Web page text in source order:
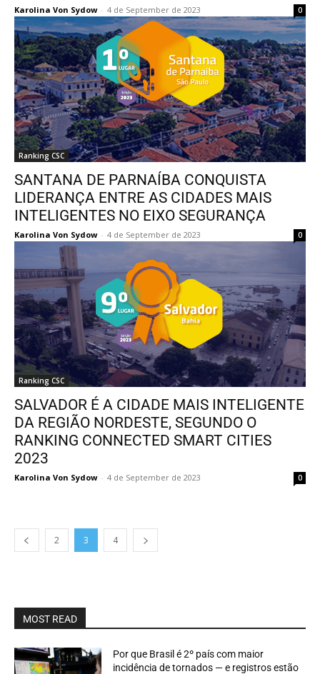
Karolina Von Sydow - 4 de September de 2023 0
Ranking CSC
SANTANA DE PARNAÍBA CONQUISTA
LIDERANÇA ENTRE AS CIDADES MAIS
INTELIGENTES NO EIXO SEGURANÇA
Karolina Von Sydow - 4 de September de 2023 0
Ranking CSC
SALVADOR É A CIDADE MAIS INTELIGENTE
DA REGIÃO NORDESTE, SEGUNDO O
RANKING CONNECTED SMART CITIES
2023
Karolina Von Sydow - 4 de September de 2023 0
2 3 4
MOST READ
Por que Brasil é 2º país com maior
incidência de tornados — e registros estão